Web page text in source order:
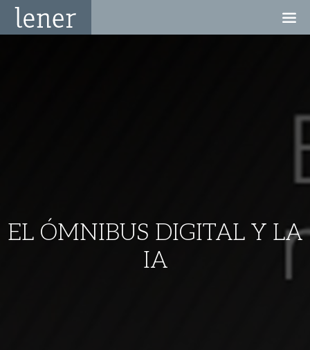
EL ÓMNIBUS DIGITAL Y LA
IA